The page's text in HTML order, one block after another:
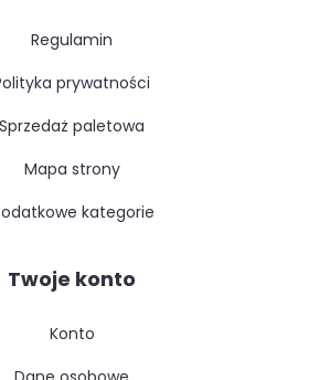
regulamin
polityka prywatności
sprzedaż paletowa
mapa strony
dodatkowe kategorie
Twoje konto
konto